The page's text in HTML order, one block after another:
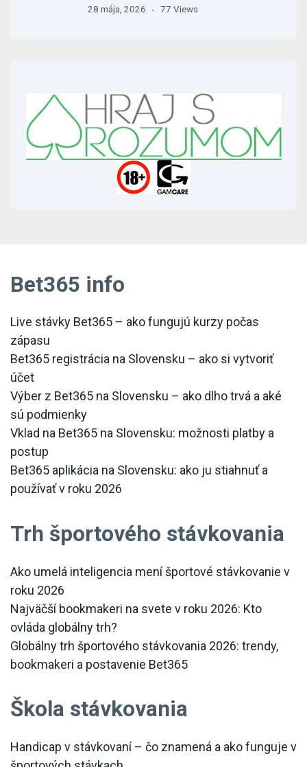
28 mája, 2026 77 Views
Bet365 info
Live stávky Bet365 – ako fungujú kurzy počas
zápasu
Bet365 registrácia na Slovensku – ako si vytvoriť
účet
Výber z Bet365 na Slovensku – ako dlho trvá a aké
sú podmienky
Vklad na Bet365 na Slovensku: možnosti platby a
postup
Bet365 aplikácia na Slovensku: ako ju stiahnuť a
používať v roku 2026
Trh športového stávkovania
Ako umelá inteligencia mení športové stávkovanie v
roku 2026
Najväčší bookmakeri na svete v roku 2026: Kto
ovláda globálny trh?
Globálny trh športového stávkovania 2026: trendy,
bookmakeri a postavenie Bet365
Škola stávkovania
Handicap v stávkovaní – čo znamená a ako funguje v